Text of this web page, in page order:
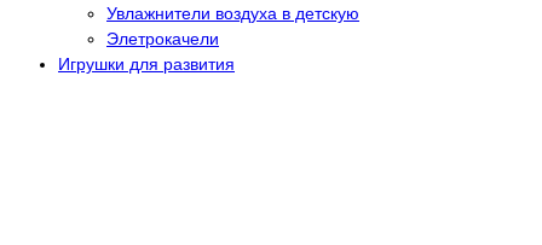
Увлажнители воздуха в детскую
Элетрокачели
Игрушки для развития